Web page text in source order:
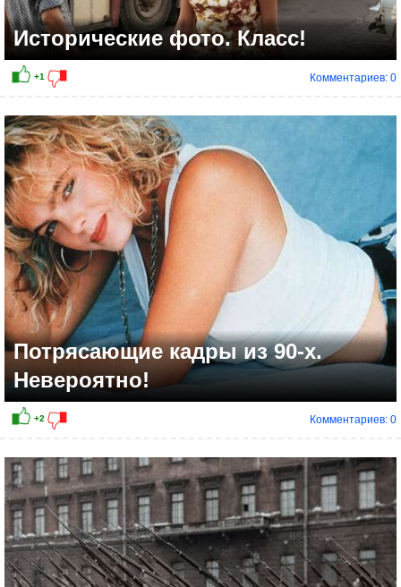
+2
Исторические фото. Класс!
Комментариев: 0
Потрясающие кадры из 90-х.
Невероятно!
Комментариев: 0